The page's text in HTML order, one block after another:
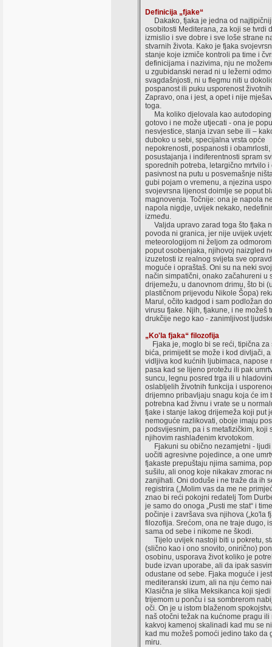
Definicija „fjake“
Dakako, fjaka je jedna od
osobitosti Mediterana, za koji se tvrdi
izmislio i sve dobre i sve loše strane
stvarnih života. Kako je fjaka
stanje koje izmiče kontroli pa time i
definicijama i nazivima, nju ne
u zgubidanski nerad ni u ležerni
svagdašnjosti, ni u flegmu niti u
pospanost ili puku usporenost
Zapravo, ona i jest, a opet i nije
toga.
Ma koliko djelovala kao
gotovo i ne može utjecati - ona je
nesvjestice, stanja izvan sebe ili –
duboko u sebi, specijalna vrsta opće
nepokrenosti, pospanosti i obamrlosti,
posustajanja i indiferentnosti spram
sporednih potreba, letargično mrtvilo i
pasivnost na putu u posvemašnje
gubi pojam o vremenu, a njezina
svojevrsna lijenost doimlje se poput
magnovenja. Točnije: ona je napola
napola nigdje, uvijek nekako,
između.
Valjda upravo zarad toga što fjaka
povoda ni granica, jer nije uvijek
meteorologijom ni željom za
poput osobenjaka, njihovoj naizgled
izuzetosti iz realnog svijeta sve
moguće i opraštaš. Oni su na neki
način simpatični, onako začahureni u
drijemežu, u danovnom drimu, što bi
plastičnom prijevodu Nikole Šopa)
Marul, očito kadgod i sam podložan
virusu fjake. Njih, fjakune, i ne možeš
drukčije nego kao - zanimljivost
„Ko'la fjaka“ filozofija
Fjaka je, moglo bi se reći, tipična za
bića, primijetit se može i kod divljači,
vidljiva kod kućnih ljubimaca, napose
pasa kad se lijeno protežu ili pak
suncu, legnu posred trga ili u
oslabljelih životnih funkcija i
drijemno pribavljaju snagu koja će im
potrebna kad živnu i vrate se u
fjake i stanje lakog drijemeža koji put
nemoguće razlikovati, oboje imaju
podsvijesnim, pa i s metafizičkim, koji
njihovim rashlađenim krvotokom.
Fjakuni su obično nezamjetni - ljudi
uočiti agresivne pojedince, a one
fjakaste prepuštaju njima samima,
sušilu, ali onog koje nikakav zmorac
zanjihati. Oni doduše i ne traže da ih
registrira („Molim vas da me ne
znao bi reći pokojni redatelj Tom
je samo do onoga „Pusti me stat“ i
počinje i završava sva njihova („ko'la
filozofija. Srećom, ona ne traje dugo,
sama od sebe i nikome ne škodi.
Tijelo uvijek nastoji biti u pokretu,
(slično kao i ono snovito, onirično)
osobinu, usporava život koliko je
bude izvan uporabe, ali da ipak
odustane od sebe. Fjaka moguće i jest
mediteranski izum, ali na nju ćemo
Klasična je slika Meksikanca koji
trijemom u ponču i sa sombrerom
oči. On je u istom blaženom
naš otočni težak na kućnome pragu ili
kakvoj kamenoj skalinadi kad mu se
kad mu možeš pomoći jedino tako da
miru.